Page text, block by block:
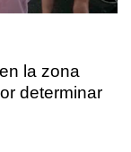
la zona
determinar